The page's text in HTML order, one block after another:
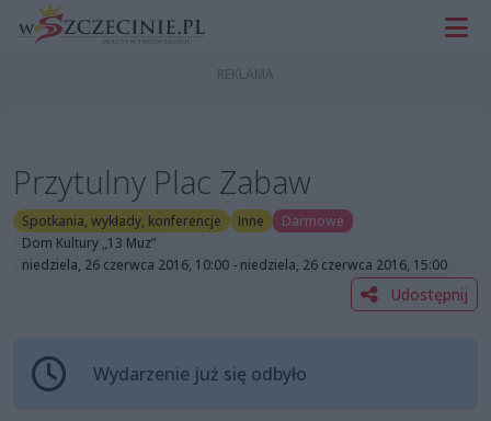
Przytulny Plac Zabaw
Spotkania, wykłady, konferencje Inne
Darmowe
Dom Kultury „13 Muz”
niedziela, 26 czerwca 2016, 10:00 - niedziela, 26 czerwca 2016, 15:00
Udostępnij
Wydarzenie już się odbyło